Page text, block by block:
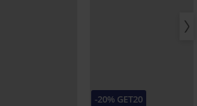
-20% GET20